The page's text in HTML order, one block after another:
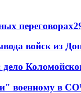
переговорах
войск из
военному в